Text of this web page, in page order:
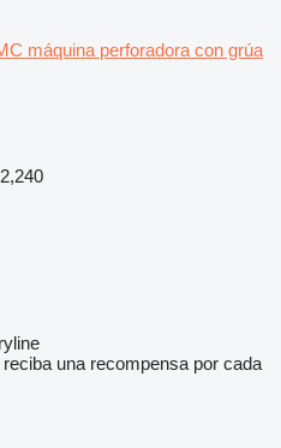
máquina perforadora con grúa
una recompensa por cada